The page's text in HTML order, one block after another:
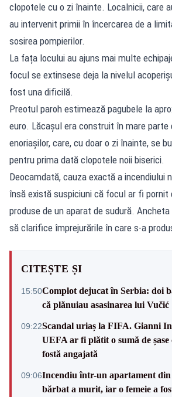
clopotele cu o zi înainte. Localnicii, care
au intervenit primii în încercarea de a
sosirea pompierilor.
La fața locului au ajuns mai multe
focul se extinsese deja la nivelul
fost una dificilă.
Preotul paroh estimează pagubele la
euro. Lăcașul era construit în mare parte
enoriașilor, care, cu doar o zi înainte, se
pentru prima dată clopotele noii biserici.
Deocamdată, cauza exactă a incendiului
însă există suspiciuni că focul ar fi pornit
produse de un aparat de sudură.
să clarifice împrejurările în care s-a
CITEȘTE ȘI
15:50Complot dejucat în Serbia: doi
că plănuiau asasinarea lui Vučić
09:22Scandal uriaș la FIFA. Gianni
UEFA ar fi plătit o sumă de
fostă angajată
09:06Incendiu într-un apartament din
bărbat a murit, iar o femeie a